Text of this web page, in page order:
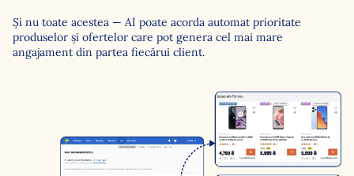
Și nu toate acestea — AI poate acorda automat prioritate
produselor și ofertelor care pot genera cel mai mare
angajament din partea fiecărui client.